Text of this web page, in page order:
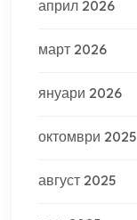
април 2026
март 2026
януари 2026
октомври 2025
август 2025